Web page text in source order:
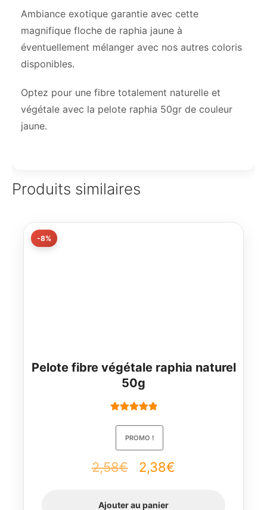
Ambiance exotique garantie avec cette
magnifique floche de raphia jaune à
éventuellement mélanger avec nos autres coloris
disponibles.
Optez pour une fibre totalement naturelle et
végétale avec la pelote raphia 50gr de couleur
jaune.
Produits similaires
-8%
Pelote fibre végétale raphia naturel
50g
PROMO !
2,58€
Le
2,38€
Ajouter au panier